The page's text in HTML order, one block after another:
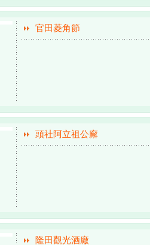
官田菱角節
頭社阿立祖公廨
隆田觀光酒廠